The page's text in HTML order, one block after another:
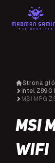
Strona
Intel Z890
MSI MPG
MSI
WIFI